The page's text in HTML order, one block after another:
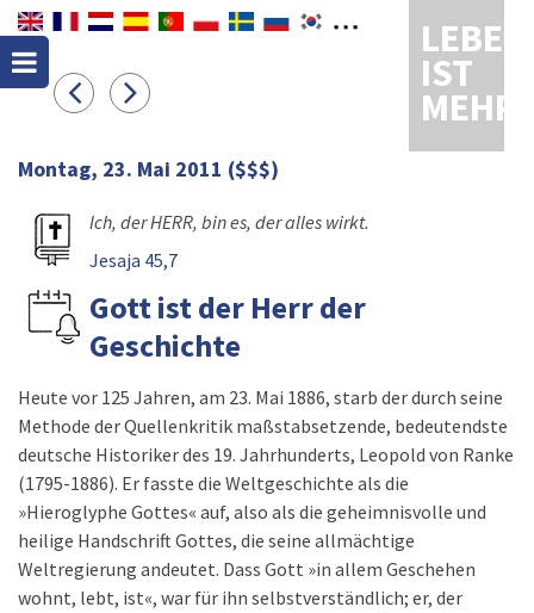
LEBEN
IST
MEHR
Montag, 23. Mai 2011 ($$$)
Ich, der HERR, bin es, der alles wirkt.
Jesaja 45,7
Gott ist der Herr der
Geschichte
Heute vor 125 Jahren, am 23. Mai 1886, starb der durch seine
Methode der Quellenkritik maßstabsetzende, bedeutendste
deutsche Historiker des 19. Jahrhunderts, Leopold von Ranke
(1795-1886). Er fasste die Weltgeschichte als die
»Hieroglyphe Gottes« auf, also als die geheimnisvolle und
heilige Handschrift Gottes, die seine allmächtige
Weltregierung andeutet. Dass Gott »in allem Geschehen
wohnt, lebt, ist«, war für ihn selbstverständlich; er, der